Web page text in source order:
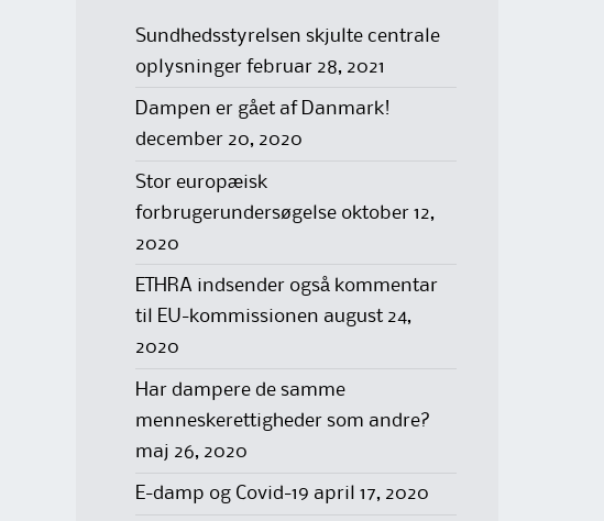
Sundhedsstyrelsen skjulte centrale
oplysninger februar 28, 2021
Dampen er gået af Danmark!
december 20, 2020
Stor europæisk
forbrugerundersøgelse oktober 12,
2020
ETHRA indsender også kommentar
til EU-kommissionen august 24,
2020
Har dampere de samme
menneskerettigheder som andre?
maj 26, 2020
E-damp og Covid-19 april 17, 2020